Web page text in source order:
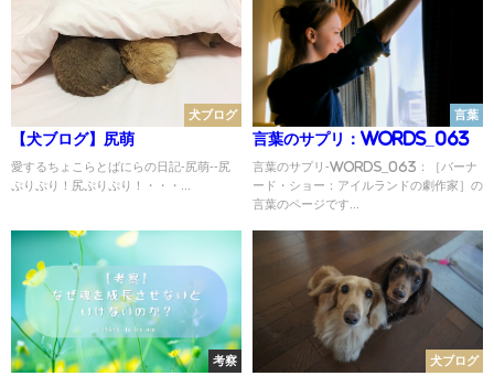
犬ブログ
【犬ブログ】尻萌
愛するちょこらとばにらの日記-尻萌--尻
ぷりぷり！尻ぷりぷり！・・・...
言葉
言葉のサプリ：Words_063
言葉のサプリ-Words_063：［バーナ
ード・ショー：アイルランドの劇作家］の
言葉のページです...
考察 犬ブログ